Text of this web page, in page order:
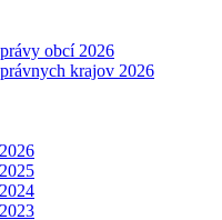
obcí 2026
krajov 2026